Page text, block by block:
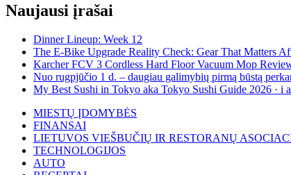
Naujausi įrašai
Dinner Lineup: Week 12
The E-Bike Upgrade Reality Check: Gear That Matters
Karcher FCV 3 Cordless Hard Floor Vacuum Mop
Nuo rugpjūčio 1 d. – daugiau galimybių pirmą būstą
My Best Sushi in Tokyo aka Tokyo Sushi Guide 2026 · i
MIESTŲ ĮDOMYBĖS
FINANSAI
LIETUVOS VIEŠBUČIŲ IR RESTORANŲ
TECHNOLOGIJOS
AUTO